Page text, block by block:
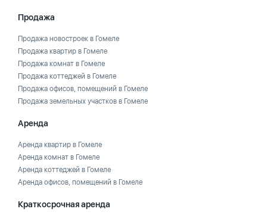
Продажа
Продажа новостроек в Гомеле
Продажа квартир в Гомеле
Продажа комнат в Гомеле
Продажа коттеджей в Гомеле
Продажа офисов, помещений в Гомеле
Продажа земельных участков в Гомеле
Аренда
Аренда квартир в Гомеле
Аренда комнат в Гомеле
Аренда коттеджей в Гомеле
Аренда офисов, помещений в Гомеле
Краткосрочная аренда